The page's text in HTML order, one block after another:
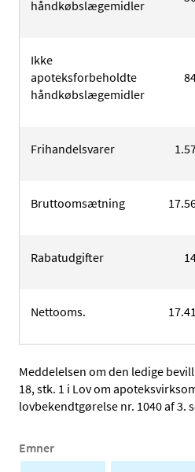
håndkøbslægemidler
Ikke
apoteksforbeholdte
håndkøbslægemidler
Frihandelsvarer
Bruttoomsætning
Rabatudgifter
Nettooms.
Meddelelsen om den ledige
18, stk. 1 i Lov om
lovbekendtgørelse nr. 1040 af 3.
Emner